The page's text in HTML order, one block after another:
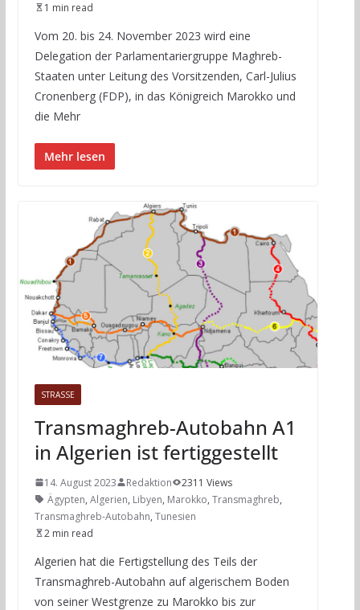
1 min read
Vom 20. bis 24. November 2023 wird eine
Delegation der Parlamentariergruppe Maghreb-
Staaten unter Leitung des Vorsitzenden, Carl-Julius
Cronenberg (FDP), in das Königreich Marokko und
die Mehr
Mehr lesen
STRASSE
Transmaghreb-Autobahn A1
in Algerien ist fertiggestellt
14. August 2023 Redaktion
2311 Views
Ägypten, Algerien, Libyen, Marokko, Transmaghreb,
Transmaghreb-Autobahn, Tunesien
2 min read
Algerien hat die Fertigstellung des Teils der
Transmaghreb-Autobahn auf algerischem Boden
von seiner Westgrenze zu Marokko bis zur